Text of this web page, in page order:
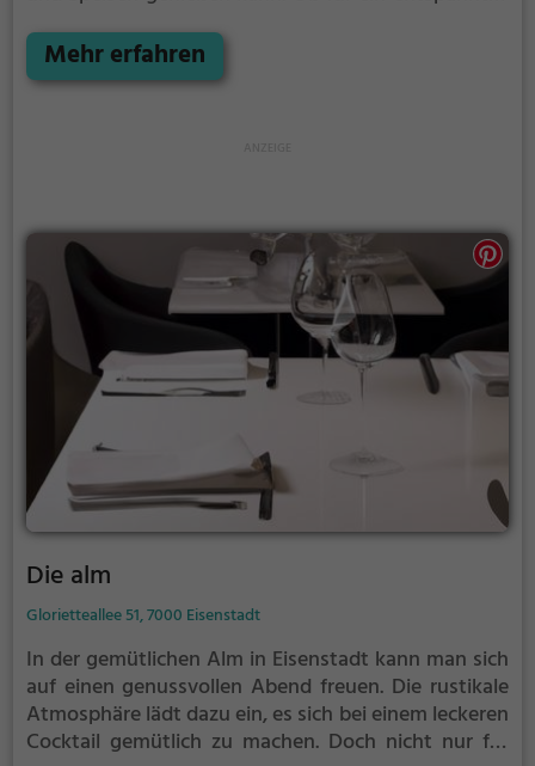
schnellen Kaffeegenuss mit leckerem Kuchen – hier
wird jeder fündig. Besonders Veganer und
Mehr erfahren
Die alm
Glorietteallee 51, 7000 Eisenstadt
In der gemütlichen Alm in Eisenstadt kann man sich
auf einen genussvollen Abend freuen. Die rustikale
Atmosphäre lädt dazu ein, es sich bei einem leckeren
Cocktail gemütlich zu machen. Doch nicht nur für